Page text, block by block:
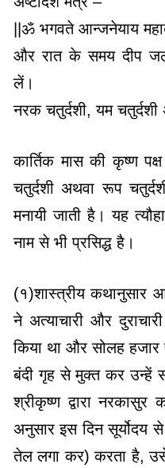
||ॐ भगवते आन्जनेयाय
और रात के समय दीप
लें।
नरक चतुर्दशी, यम
कार्तिक मास की कृष्ण
चतुर्दशी अथवा रूप
मनायी जाती है। यह
नाम से भी प्रसिद्ध है।
(१)शास्त्रीय कथानुसार
ने अत्याचारी और
किया था और सोलह
बंदी गृह से मुक्त कर उन्हें
श्रीकृष्ण द्वारा
अनुसार इस दिन सूर्योदय
तेल लगा कर) करता है,